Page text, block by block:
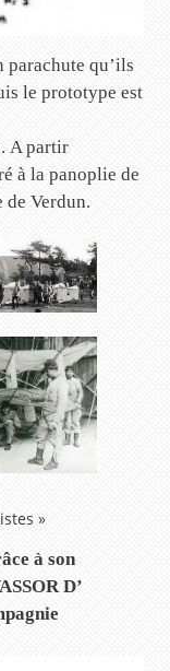
qu’ils
le prototype est
A partir
à la panoplie de
de Verdun.
»
à son
D’